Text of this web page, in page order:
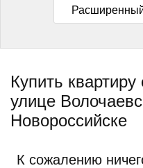
Купить
улице
Новороссийске
К сожалению